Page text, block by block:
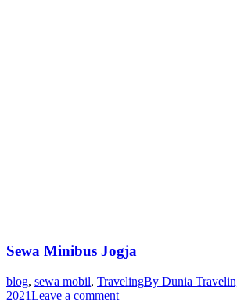
Sewa Minibus Jogja
blog, sewa mobil, TravelingBy Dunia
2021Leave a comment